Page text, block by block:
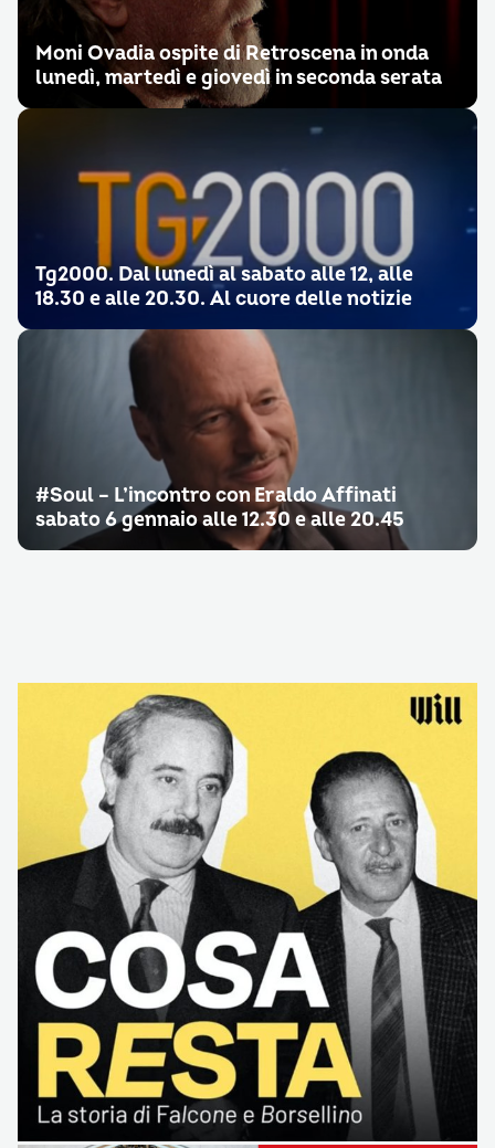
Moni Ovadia ospite di Retroscena in onda
lunedì, martedì e giovedì in seconda serata
Tg2000. Dal lunedì al sabato alle 12, alle
18.30 e alle 20.30. Al cuore delle notizie
#Soul – L’incontro con Eraldo Affinati
sabato 6 gennaio alle 12.30 e alle 20.45